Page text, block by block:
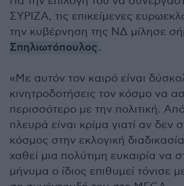
ΣΥΡΙΖΑ, τις επικείμενες
την κυβέρνηση της ΝΔ μίλησε
Σπηλιωτόπουλος.
«Με αυτόν τον καιρό είναι
κινητροδοτήσεις τον κόσμο να
περισσότερο με την πολιτική.
πλευρά είναι κρίμα γιατί αν δεν
κόσμος στην εκλογική
χαθεί μια πολύτιμη ευκαιρία να
μήνυμα ο ίδιος επιθυμεί τόνισε